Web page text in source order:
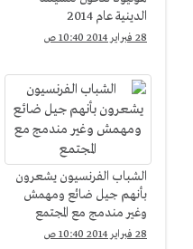
الدينية عام 2014
28 فبراير 2014 10:40 ص
الشباب الفرنسيون يشعرون
بأنهم جيل ضائع ومهمش
وغير مندمج مع المجتمع
28 فبراير 2014 10:40 ص